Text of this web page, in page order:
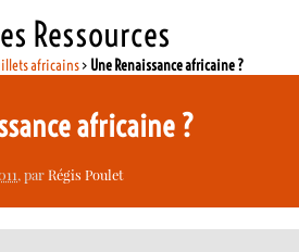
Ressources
africains> Une Renaissance africaine ?
africaine ?
, parRégis Poulet